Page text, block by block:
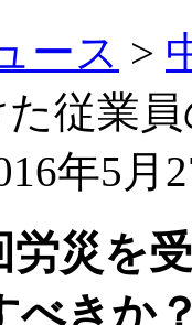
ース >
従業
年5月
労災を
きか